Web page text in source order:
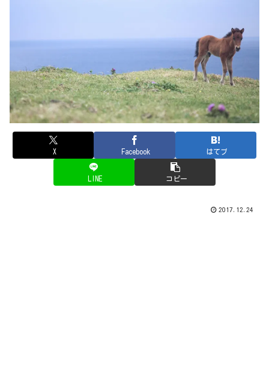
X Facebook はてブ
LINE コピー
2017.12.24